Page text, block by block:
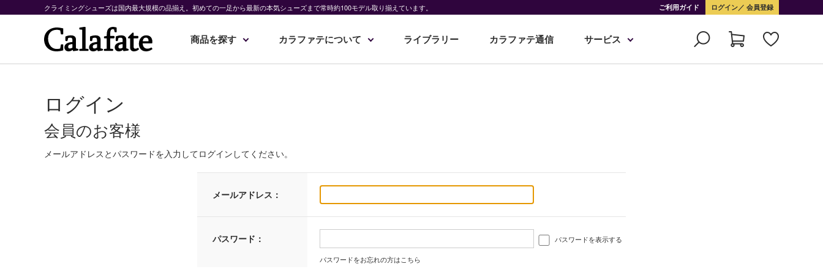
クライミングシューズは国内最大規模の品揃え。初めての一足から最新の本気シューズまで常時約100モデル取り揃えています。 ご利用ガイド ログイン 会員登録
商品を探す カラファテについて ライブラリー カラファテ通信 サービス
ログイン
会員のお客様
メールアドレスとパスワードを入力してログインしてください。
メールアドレス：
パスワード： パスワードを表示する
パスワードをお忘れの方はこちら